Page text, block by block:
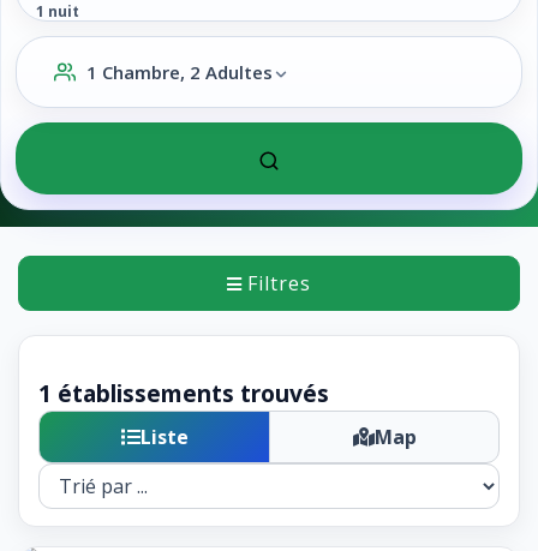
1 nuit
1 Chambre, 2 Adultes
Filtres
1 établissements trouvés
Liste Map